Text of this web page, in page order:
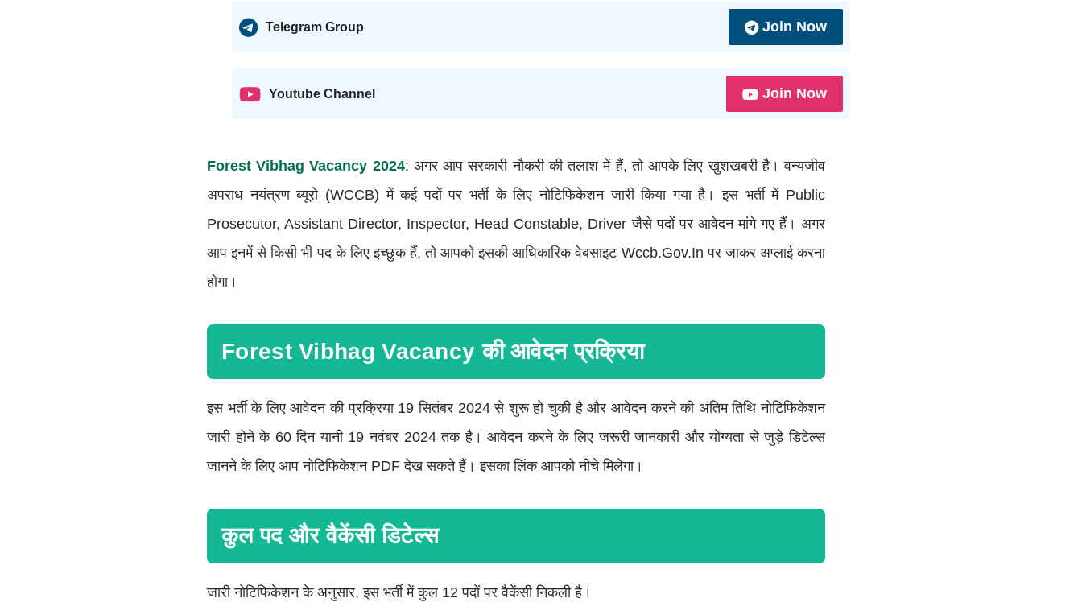
Telegram Group Join Now
Youtube Channel Join Now
Forest Vibhag Vacancy 2024: अगर आप सरकारी नौकरी की तलाश में हैं, तो आपके लिए खुशखबरी है। वन्यजीव
अपराध नयंत्रण ब्यूरो (WCCB) में कई पदों पर भर्ती के लिए नोटिफिकेशन जारी किया गया है। इस भर्ती में Public
Prosecutor, Assistant Director, Inspector, Head Constable, Driver जैसे पदों पर आवेदन मांगे गए हैं। अगर
आप इनमें से किसी भी पद के लिए इच्छुक हैं, तो आपको इसकी आधिकारिक वेबसाइट Wccb.gov.in पर जाकर अप्लाई करना
होगा।
Forest Vibhag Vacancy की आवेदन प्रक्रिया
इस भर्ती के लिए आवेदन की प्रक्रिया 19 सितंबर 2024 से शुरू हो चुकी है और आवेदन करने की अंतिम तिथि नोटिफिकेशन
जारी होने के 60 दिन यानी 19 नवंबर 2024 तक है। आवेदन करने के लिए जरूरी जानकारी और योग्यता से जुड़े डिटेल्स
जानने के लिए आप नोटिफिकेशन PDF देख सकते हैं। इसका लिंक आपको नीचे मिलेगा।
कुल पद और वैकेंसी डिटेल्स
जारी नोटिफिकेशन के अनुसार, इस भर्ती में कुल 12 पदों पर वैकेंसी निकली है।